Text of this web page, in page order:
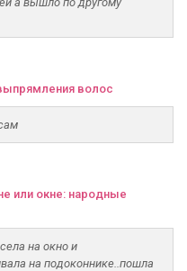
волос
или окне: народные
на окно и
на подоконнике..пошла